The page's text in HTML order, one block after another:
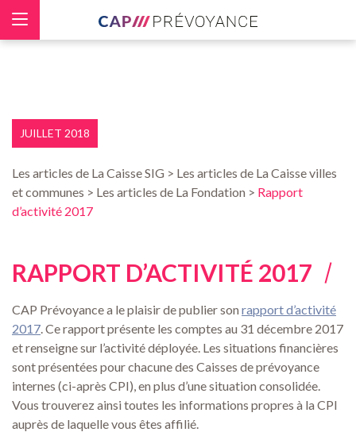
JUILLET 2018
Les articles de La Caisse SIG > Les articles de La Caisse villes
et communes > Les articles de La Fondation > Rapport
d’activité 2017
RAPPORT D’ACTIVITÉ 2017
CAP Prévoyance a le plaisir de publier son rapport d’activité
2017. Ce rapport présente les comptes au 31 décembre 2017
et renseigne sur l’activité déployée. Les situations financières
sont présentées pour chacune des Caisses de prévoyance
internes (ci-après CPI), en plus d’une situation consolidée.
Vous trouverez ainsi toutes les informations propres à la CPI
auprès de laquelle vous êtes affilié.
Panneau de gestion des cookies